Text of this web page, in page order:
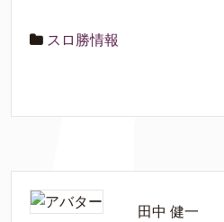
スロ勝情報
田中 健一